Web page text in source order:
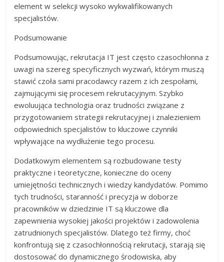
element w selekcji wysoko wykwalifikowanych
specjalistów.
Podsumowanie
Podsumowując, rekrutacja IT jest często czasochłonna z
uwagi na szereg specyficznych wyzwań, którym muszą
stawić czoła sami pracodawcy razem z ich zespołami,
zajmującymi się procesem rekrutacyjnym. Szybko
ewoluująca technologia oraz trudności związane z
przygotowaniem strategii rekrutacyjnej i znalezieniem
odpowiednich specjalistów to kluczowe czynniki
wpływające na wydłużenie tego procesu.
Dodatkowym elementem są rozbudowane testy
praktyczne i teoretyczne, konieczne do oceny
umiejętności technicznych i wiedzy kandydatów. Pomimo
tych trudności, staranność i precyzja w doborze
pracowników w dziedzinie IT są kluczowe dla
zapewnienia wysokiej jakości projektów i zadowolenia
zatrudnionych specjalistów. Dlatego też firmy, choć
konfrontują się z czasochłonnością rekrutacji, starają się
dostosować do dynamicznego środowiska, aby